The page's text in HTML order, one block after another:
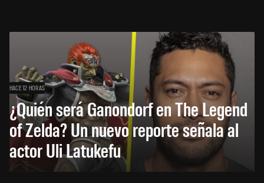
HACE 12 HORAS
¿Quién será Ganondorf en The Legend
of Zelda? Un nuevo reporte señala al
actor Uli Latukefu